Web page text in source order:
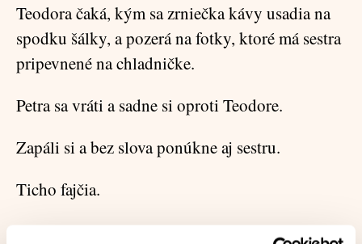
Teodora čaká, kým sa zrniečka kávy usadia na
spodku šálky, a pozerá na fotky, ktoré má sestra
pripevnené na chladničke.
Petra sa vráti a sadne si oproti Teodore.
Zapáli si a bez slova ponúkne aj sestru.
Ticho fajčia.
Po zahasení ohorkov Teodora položí dlaň na